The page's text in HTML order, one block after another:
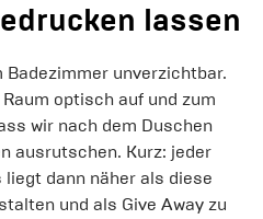
lassen
unverzichtbar.
optisch auf und zum
wir nach dem Duschen
ausrutschen. Kurz: jeder
dann näher als diese
und als Give Away zu